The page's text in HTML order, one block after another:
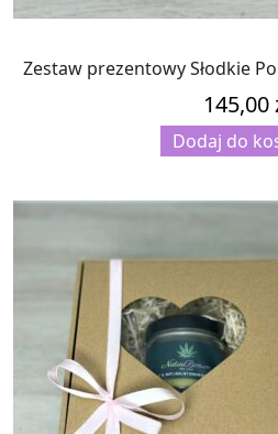
Zestaw prezentowy Słodkie
145,00
Dodaj do